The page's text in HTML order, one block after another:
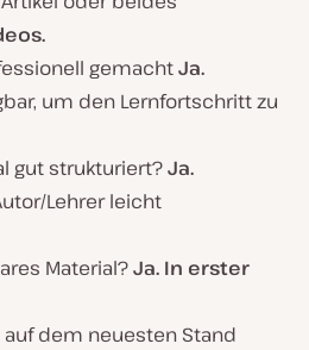
gemachtJa.
um den Lernfortschritt zu
gut strukturiert?Ja.
Lehrer leicht
Material?Ja. In erster
dem neuesten Stand